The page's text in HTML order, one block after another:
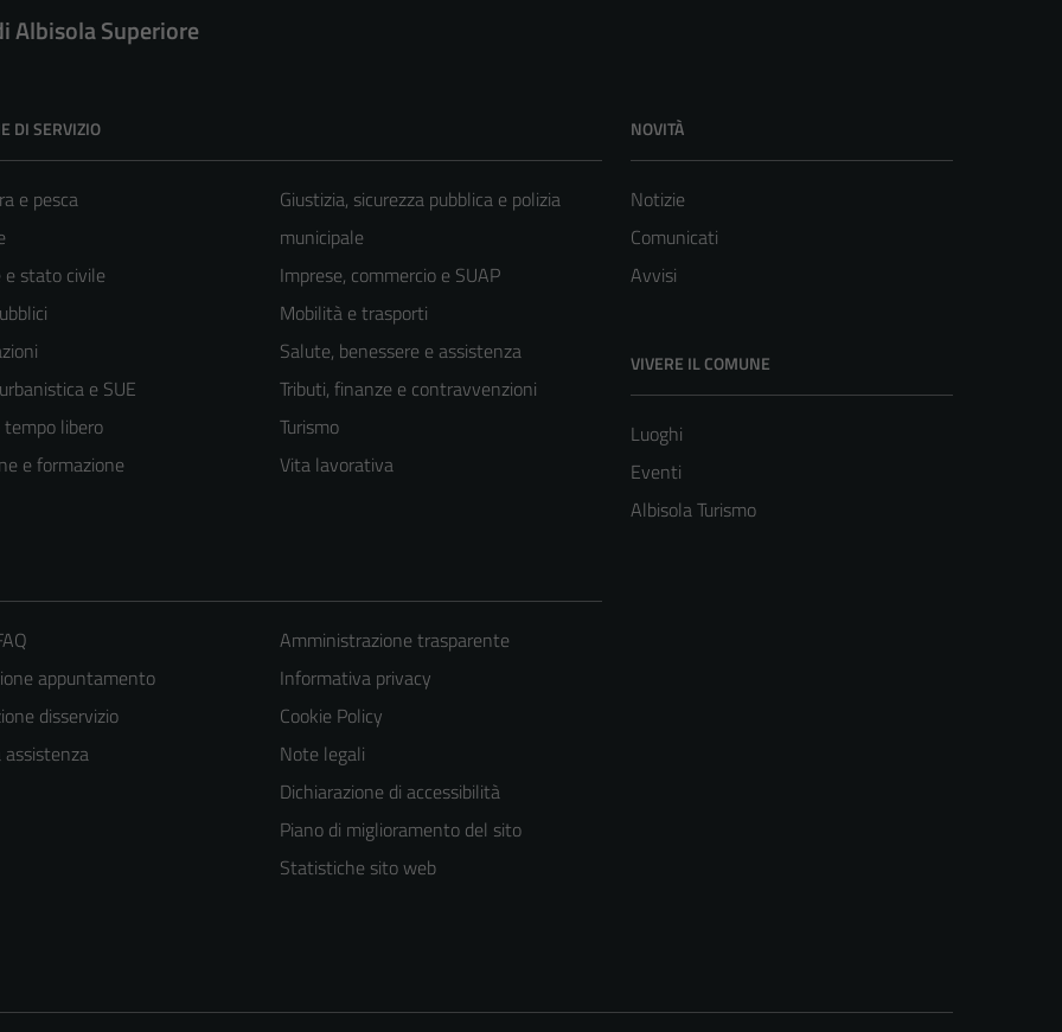
Albisola Superiore
DI SERVIZIO
e pesca
e stato civile
e SUE
libero
e formazione
Giustizia, sicurezza pubblica e polizia
municipale
Imprese, commercio e SUAP
Mobilità e trasporti
Salute, benessere e assistenza
Tributi, finanze e contravvenzioni
Turismo
Vita lavorativa
NOVITÀ
Notizie
Comunicati
Avvisi
VIVERE IL COMUNE
Luoghi
Eventi
Albisola Turismo
appuntamento
disservizio
assistenza
Amministrazione trasparente
Informativa privacy
Cookie Policy
Note legali
Dichiarazione di accessibilità
Piano di miglioramento del sito
Statistiche sito web